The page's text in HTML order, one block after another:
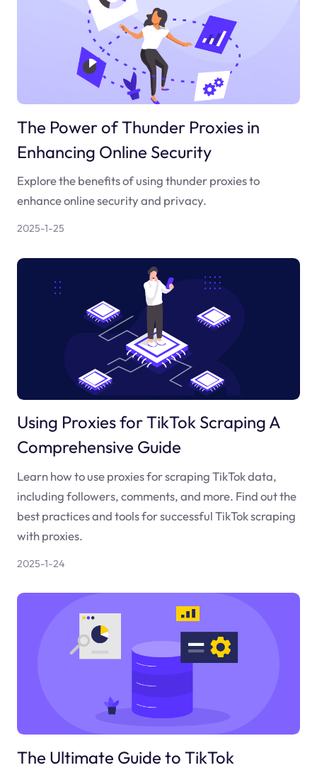
The Power of Thunder Proxies in
Enhancing Online Security
Explore the benefits of using thunder proxies to
enhance online security and privacy.
2025-1-25
Using Proxies for TikTok Scraping A
Comprehensive Guide
Learn how to use proxies for scraping TikTok data,
including followers, comments, and more. Find out the
best practices and tools for successful TikTok scraping
with proxies.
2025-1-24
The Ultimate Guide to TikTok